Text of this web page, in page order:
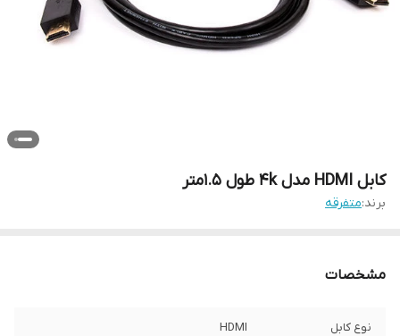
کابل HDMI مدل 4k طول 1.5متر
برند:متفرقه
مشخصات
نوع کابل HDMI